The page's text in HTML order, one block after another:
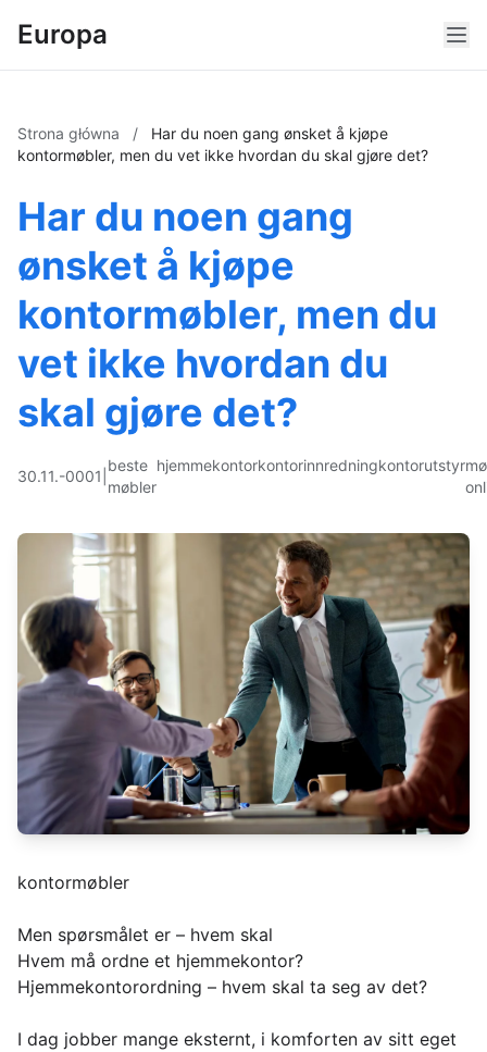
Europa
Strona główna /
Har du noen gang ønsket å kjøpe
kontormøbler, men du vet ikke hvordan du skal gjøre det?
Har du noen gang
ønsket å kjøpe
kontormøbler, men du
vet ikke hvordan du
skal gjøre det?
30.11.-0001
beste
møbler
hjemmekontorkontorinnredningkontorutstyr
kontormøbler
Men spørsmålet er – hvem skal
Hvem må ordne et hjemmekontor?
Hjemmekontorordning – hvem skal ta seg av det?
I dag jobber mange eksternt, i komforten av sitt eget